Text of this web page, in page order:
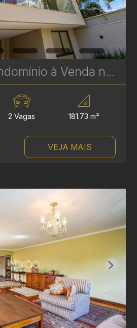
Casa em Condomínio à Venda no Boa Vista – 3 Suítes, Terraço Gourmet e Spa | Residencial Villa Milano | Ref. 1741
2 Vagas 181.73 m²
VEJA MAIS